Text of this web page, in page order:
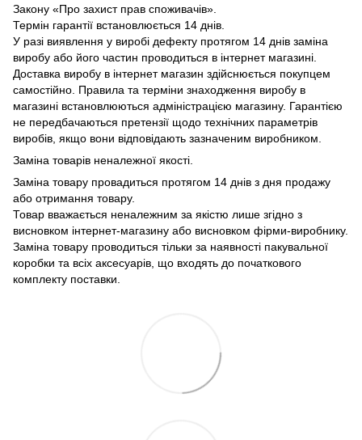
Закону «Про захист прав споживачів».
Термін гарантії встановлюється 14 днів.
У разі виявлення у виробі дефекту протягом 14 днів заміна
виробу або його частин проводиться в інтернет магазині.
Доставка виробу в інтернет магазин здійснюється покупцем
самостійно. Правила та терміни знаходження виробу в
магазині встановлюються адміністрацією магазину. Гарантією
не передбачаються претензії щодо технічних параметрів
виробів, якщо вони відповідають зазначеним виробником.
Заміна товарів неналежної якості.
Заміна товару провадиться протягом 14 днів з дня продажу
або отримання товару.
Товар вважається неналежним за якістю лише згідно з
висновком інтернет-магазину або висновком фірми-виробнику.
Заміна товару проводиться тільки за наявності пакувальної
коробки та всіх аксесуарів, що входять до початкового
комплекту поставки.